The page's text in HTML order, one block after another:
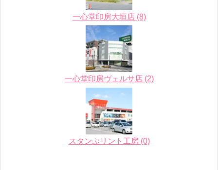
一心堂印房大垣店 (8)
一心堂印房ヴェルサ店 (2)
スタンぷリント工房 (0)